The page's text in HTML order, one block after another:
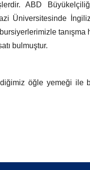
ABD
Üniversitesinde
tanışma
bulmuştur.
öğle yemeği ile